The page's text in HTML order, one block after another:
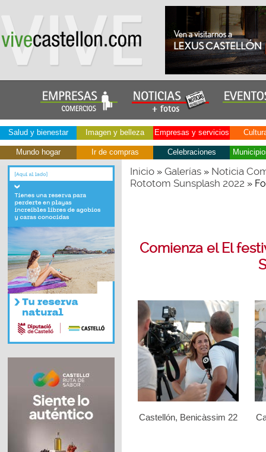
Salud y bienestar Imagen y belleza Empresas y servicios
Mundo hogar Ir de compras Celebraciones
Inicio» Galerías» Noticia
Rototom Sunsplash 2022»
Comienza el El
Castellón, Benicàssim 22